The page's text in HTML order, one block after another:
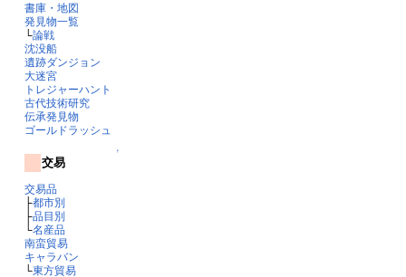
書庫・地図
発見物一覧
└論戦
沈没船
遺跡ダンジョン
大迷宮
トレジャーハント
古代技術研究
伝承発見物
ゴールドラッシュ
↑
交易
交易品
├都市別
├品目別
└名産品
南蛮貿易
キャラバン
└東方貿易